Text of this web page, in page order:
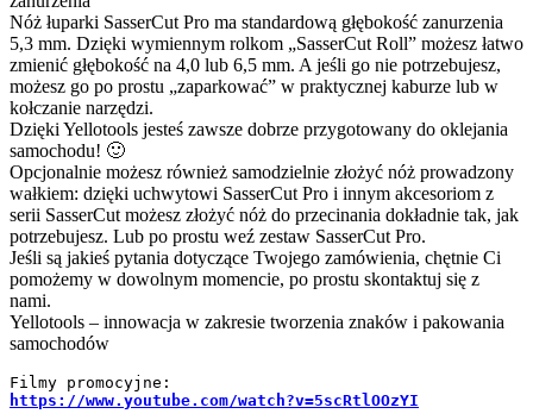
Nóż łuparki SasserCut Pro ma standardową głębokość zanurzenia
5,3 mm. Dzięki wymiennym rolkom „SasserCut Roll” możesz łatwo
zmienić głębokość na 4,0 lub 6,5 mm. A jeśli go nie potrzebujesz,
możesz go po prostu „zaparkować” w praktycznej kaburze lub w
kołczanie narzędzi.
Dzięki Yellotools jesteś zawsze dobrze przygotowany do oklejania
samochodu! 🙂
Opcjonalnie możesz również samodzielnie złożyć nóż prowadzony
wałkiem: dzięki uchwytowi SasserCut Pro i innym akcesoriom z
serii SasserCut możesz złożyć nóż do przecinania dokładnie tak, jak
potrzebujesz. Lub po prostu weź zestaw SasserCut Pro.
Jeśli są jakieś pytania dotyczące Twojego zamówienia, chętnie Ci
pomożemy w dowolnym momencie, po prostu skontaktuj się z
nami.
Yellotools – innowacja w zakresie tworzenia znaków i pakowania
samochodów
https://www.youtube.com/watch?v=5scRtlOOzYI